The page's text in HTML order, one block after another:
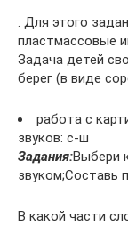
. Для этого
пластмассовые
Задача детей
берег (в виде
работа с
звуков: с-ш
Задания:Выбери
звуком;Составь
В какой части